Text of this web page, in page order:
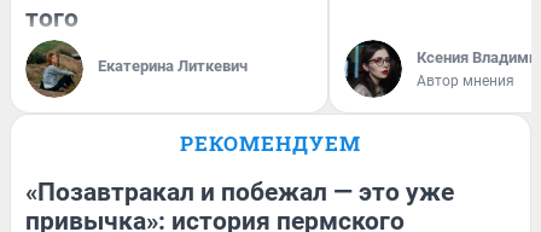
того
Екатерина Литкевич Ксения
Автор мнения
РЕКОМЕНДУЕМ
«Позавтракал и побежал — это уже
привычка»: история пермского